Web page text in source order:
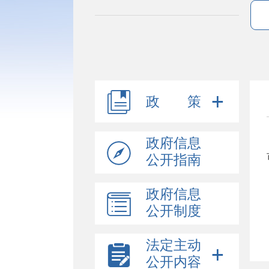
政 策
政府信息
公开指南
政府信息
公开制度
法定主动
公开内容